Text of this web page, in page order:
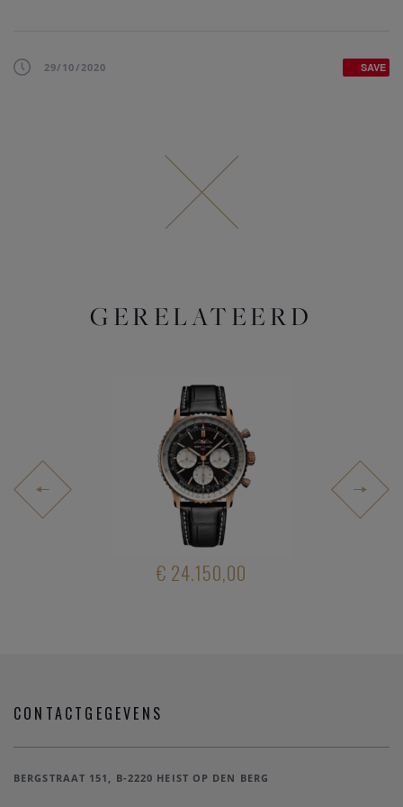
29/10/2020 SAVE
GERELATEERD
€ 24.150,00
CONTACTGEGEVENS
BERGSTRAAT 151, B-2220 HEIST OP DEN BERG